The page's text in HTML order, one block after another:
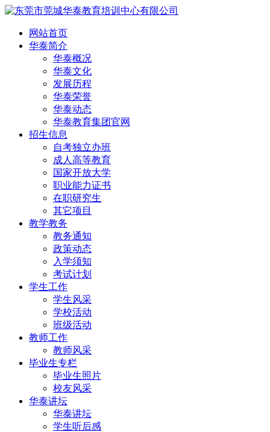
网站首页
华泰简介
华泰概况
华泰文化
发展历程
华泰荣誉
华泰动态
华泰教育集团官网
招生信息
自考独立办班
成人高等教育
国家开放大学
职业能力证书
在职研究生
其它项目
教学教务
教务通知
政策动态
入学须知
考试计划
学生工作
学生风采
学校活动
班级活动
教师工作
教师风采
毕业生专栏
毕业生照片
校友风采
华泰讲坛
华泰讲坛
学生听后感